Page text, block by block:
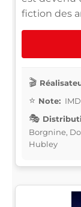
fiction des
Note:
Borgnine,
Hubley